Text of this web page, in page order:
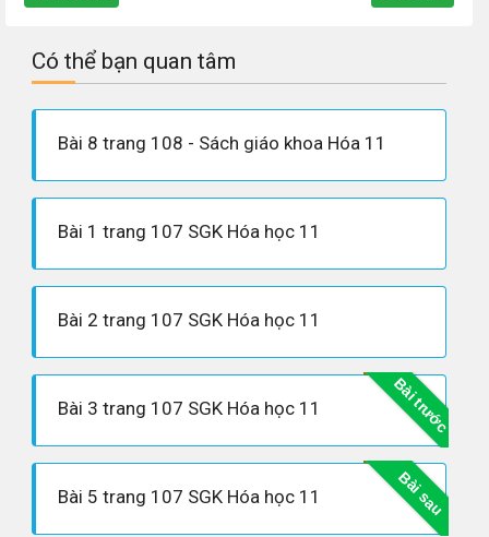
Có thể bạn quan tâm
Bài 8 trang 108 - Sách giáo khoa Hóa 11
Bài 1 trang 107 SGK Hóa học 11
Bài 2 trang 107 SGK Hóa học 11
Bài trước
Bài 3 trang 107 SGK Hóa học 11
Bài sau
Bài 5 trang 107 SGK Hóa học 11